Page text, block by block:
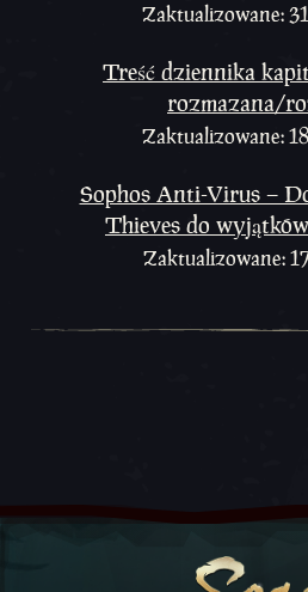
Zaktualizowane:
Treść dziennika
rozmazana/
Zaktualizowane:
Sophos Anti-Virus –
Thieves do
Zaktualizowane: